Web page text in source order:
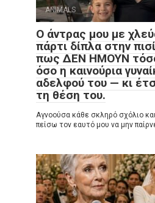
ANIMALS
Ο άντρας μου με
πάρτι δίπλα στην
πως ΔΕΝ ΗΜΟΥΝ
όσο η καινούρια
αδελφού του — κι
τη θέση του.
Αγνοούσα κάθε σκληρό σχόλιο
πείσω τον εαυτό μου να μην